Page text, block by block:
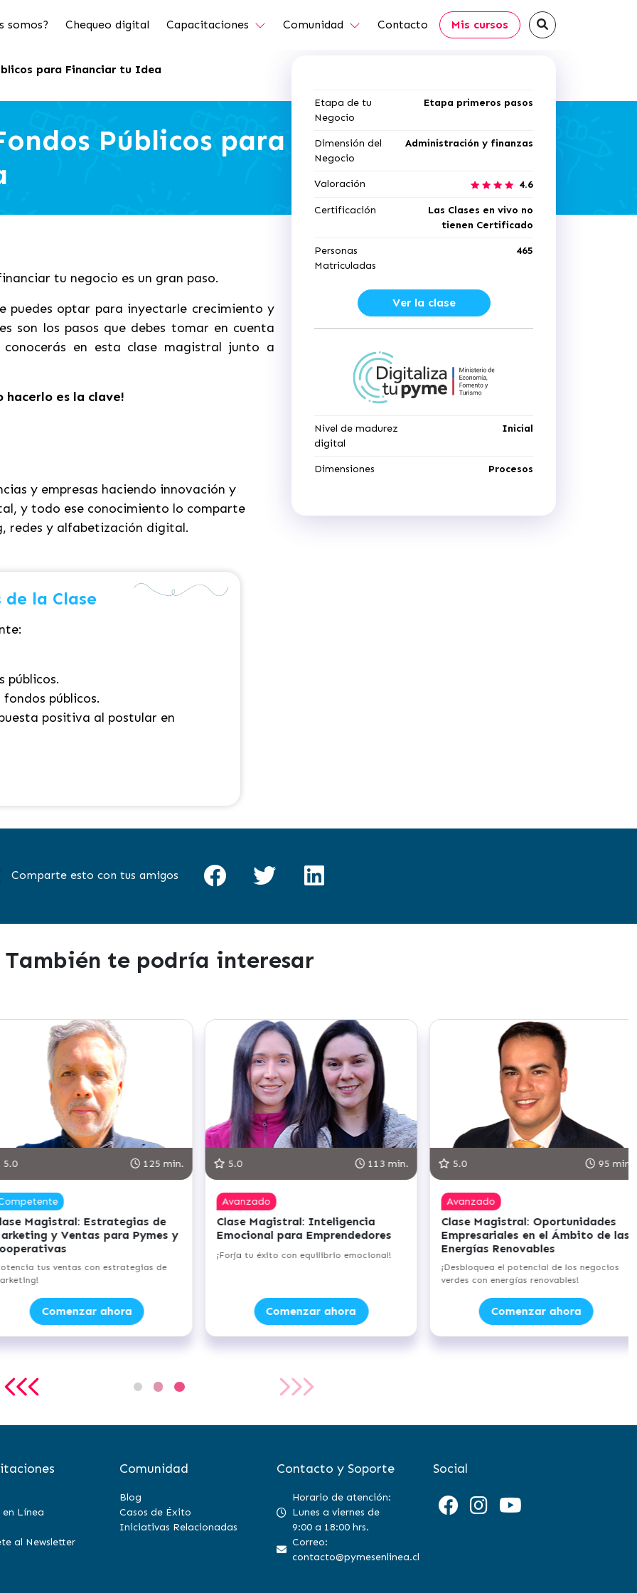
somos? Chequeo digital Capacitaciones Comunidad Contacto Mis cursos
para Financiar tu Idea
Públicos para
Etapa de tu
Negocio
Etapa primeros pasos
Dimensión del
Negocio
Administración y finanzas
Valoración 4.6
Certificación
Las Clases en vivo no
tienen Certificado
Personas
Matriculadas
465
Ver la clase
Nivel de madurez
digital
Inicial
Dimensiones Procesos
tu negocio es un gran paso.
puedes optar para inyectarle crecimiento y
son los pasos que debes tomar en cuenta
en esta clase magistral junto a
hacerlo es la clave!
y empresas haciendo innovación y
y todo ese conocimiento lo comparte
redes y alfabetización digital.
la Clase
públicos.
públicos.
positiva al postular en
Comparte esto con tus amigos
También te podría interesar
113 min.
Magistral: Inteligencia
para Emprendedores
tu éxito con equilibrio emocional!
Comenzar ahora
5.0 95 min.
Avanzado
Clase Magistral: Oportunidades
Empresariales en el Ámbito de las
Comenzar ahora
5.0 123 min.
Competente
Clase Magistral: Inteligencia
Artificial relacionada a la
Automatización de Tareas
¡Potencia tu eficiencia con la Inteligencia
Artificial!
Comenzar ahora
Línea
al Newsletter
Comunidad
Blog
Casos de Éxito
Iniciativas Relacionadas
Contacto y Soporte
Horario de atención:
Lunes a viernes de
9:00 a 18:00 hrs.
Correo:
contacto@pymesenlinea.cl
Social